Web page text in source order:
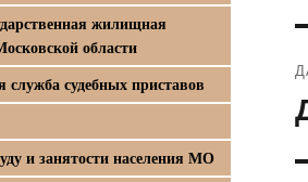
жилищная
области
служба судебных приставов
и занятости населения МО